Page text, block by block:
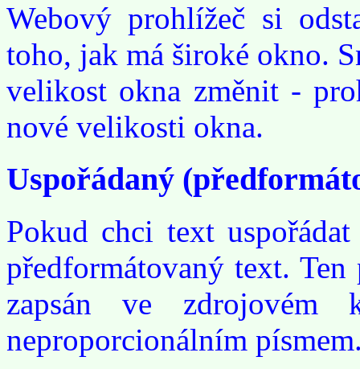
Webový prohlížeč si
toho, jak má široké okno.
velikost okna změnit -
nové velikosti okna.
Uspořádaný
Pokud chci text
předformátovaný text.
zapsán ve zdrojovém
neproporcionálním